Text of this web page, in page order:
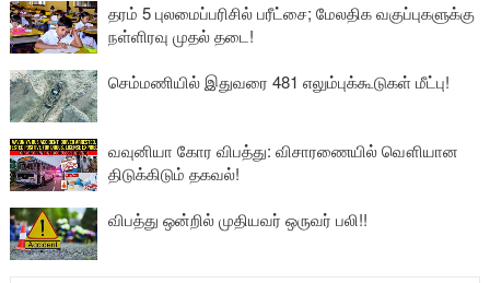
தரம் 5 புலமைப்பரிசில் பரீட்சை; மேலதிக வகுப்புகளுக்கு
நள்ளிரவு முதல் தடை!
செம்மணியில் இதுவரை 481 எலும்புக்கூடுகள் மீட்பு!
வவுனியா கோர விபத்து: விசாரணையில் வௌியான
திடுக்கிடும் தகவல்!
விபத்து ஒன்றில் முதியவர் ஒருவர் பலி!!